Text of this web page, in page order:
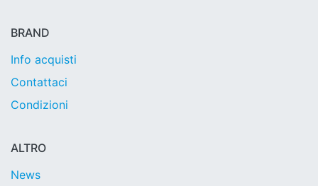
BRAND
Info acquisti
Contattaci
Condizioni
ALTRO
News